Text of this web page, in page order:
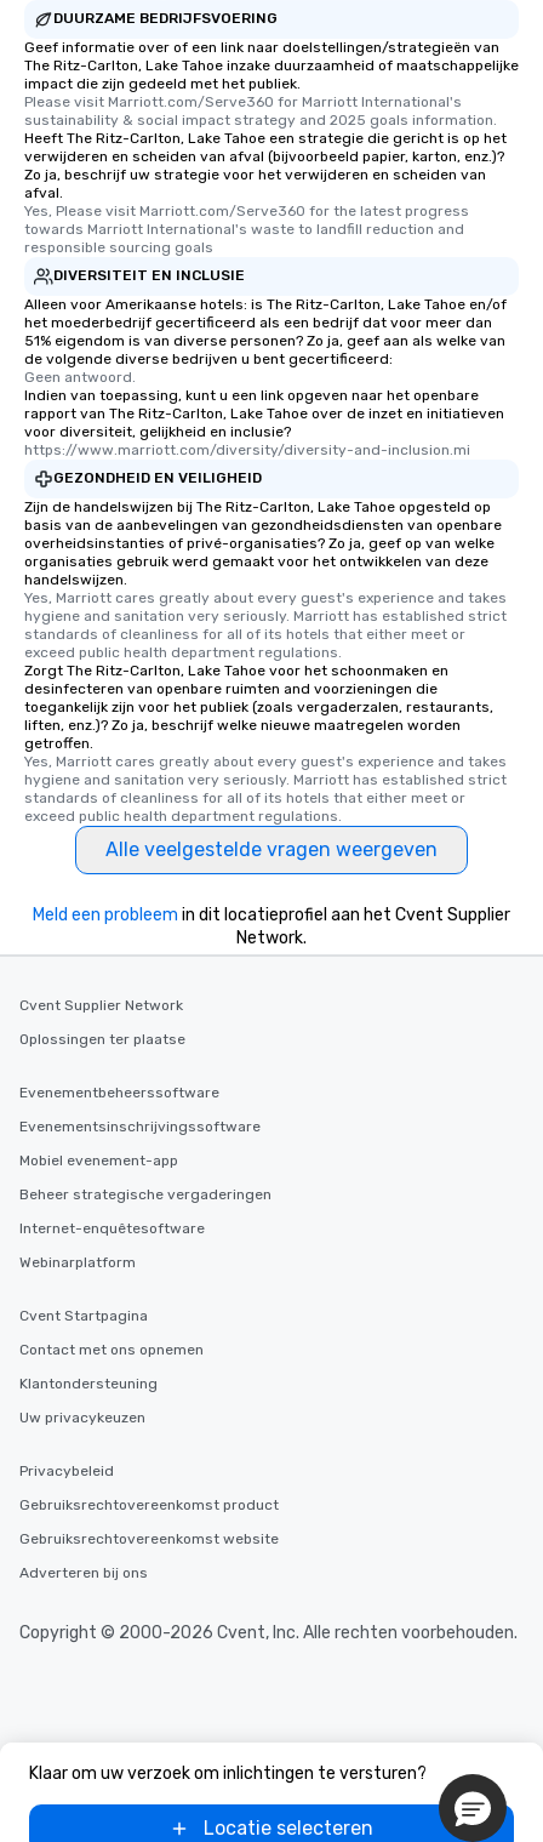
DUURZAME BEDRIJFSVOERING
Geef informatie over of een link naar doelstellingen/strategieën van
The Ritz-Carlton, Lake Tahoe inzake duurzaamheid of maatschappelijke
impact die zijn gedeeld met het publiek.
Please visit Marriott.com/Serve360 for Marriott International's
sustainability & social impact strategy and 2025 goals information.
Heeft The Ritz-Carlton, Lake Tahoe een strategie die gericht is op het
verwijderen en scheiden van afval (bijvoorbeeld papier, karton, enz.)?
Zo ja, beschrijf uw strategie voor het verwijderen en scheiden van
afval.
Yes, Please visit Marriott.com/Serve360 for the latest progress
towards Marriott International's waste to landfill reduction and
responsible sourcing goals
DIVERSITEIT EN INCLUSIE
Alleen voor Amerikaanse hotels: is The Ritz-Carlton, Lake Tahoe en/of
het moederbedrijf gecertificeerd als een bedrijf dat voor meer dan
51% eigendom is van diverse personen? Zo ja, geef aan als welke van
de volgende diverse bedrijven u bent gecertificeerd:
Geen antwoord.
Indien van toepassing, kunt u een link opgeven naar het openbare
rapport van The Ritz-Carlton, Lake Tahoe over de inzet en initiatieven
voor diversiteit, gelijkheid en inclusie?
https://www.marriott.com/diversity/diversity-and-inclusion.mi
GEZONDHEID EN VEILIGHEID
Zijn de handelswijzen bij The Ritz-Carlton, Lake Tahoe opgesteld op
basis van de aanbevelingen van gezondheidsdiensten van openbare
overheidsinstanties of privé-organisaties? Zo ja, geef op van welke
organisaties gebruik werd gemaakt voor het ontwikkelen van deze
handelswijzen.
Yes, Marriott cares greatly about every guest's experience and takes
hygiene and sanitation very seriously. Marriott has established strict
standards of cleanliness for all of its hotels that either meet or
exceed public health department regulations.
Zorgt The Ritz-Carlton, Lake Tahoe voor het schoonmaken en
desinfecteren van openbare ruimten and voorzieningen die
toegankelijk zijn voor het publiek (zoals vergaderzalen, restaurants,
liften, enz.)? Zo ja, beschrijf welke nieuwe maatregelen worden
getroffen.
Yes, Marriott cares greatly about every guest's experience and takes
hygiene and sanitation very seriously. Marriott has established strict
standards of cleanliness for all of its hotels that either meet or
exceed public health department regulations.
Alle veelgestelde vragen weergeven
Klaar om uw verzoek om inlichtingen te versturen?
Locatie selecteren
Meld een probleem in dit locatieprofiel aan het Cvent Supplier
Network.
Cvent Supplier Network
Oplossingen ter plaatse
Evenementbeheerssoftware
Evenementsinschrijvingssoftware
Mobiel evenement-app
Beheer strategische vergaderingen
Internet-enquêtesoftware
Webinarplatform
Cvent Startpagina
Contact met ons opnemen
Klantondersteuning
Uw privacykeuzen
Privacybeleid
Gebruiksrechtovereenkomst product
Gebruiksrechtovereenkomst website
Adverteren bij ons
Copyright © 2000-2026 Cvent, Inc. Alle rechten voorbehouden.